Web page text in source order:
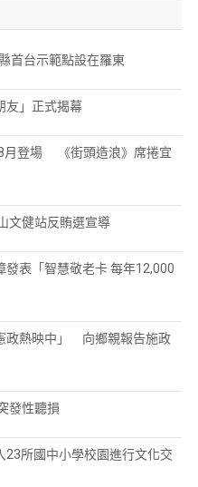
首台示範點設在羅東
友」正式揭幕
月登場 《街頭造浪》席捲宜
文健站反賄選宣導
發表「智慧敬老卡 每年12,000
政熱映中」 向鄉親報告施政
發性聽損
所國中小學校園進行文化交